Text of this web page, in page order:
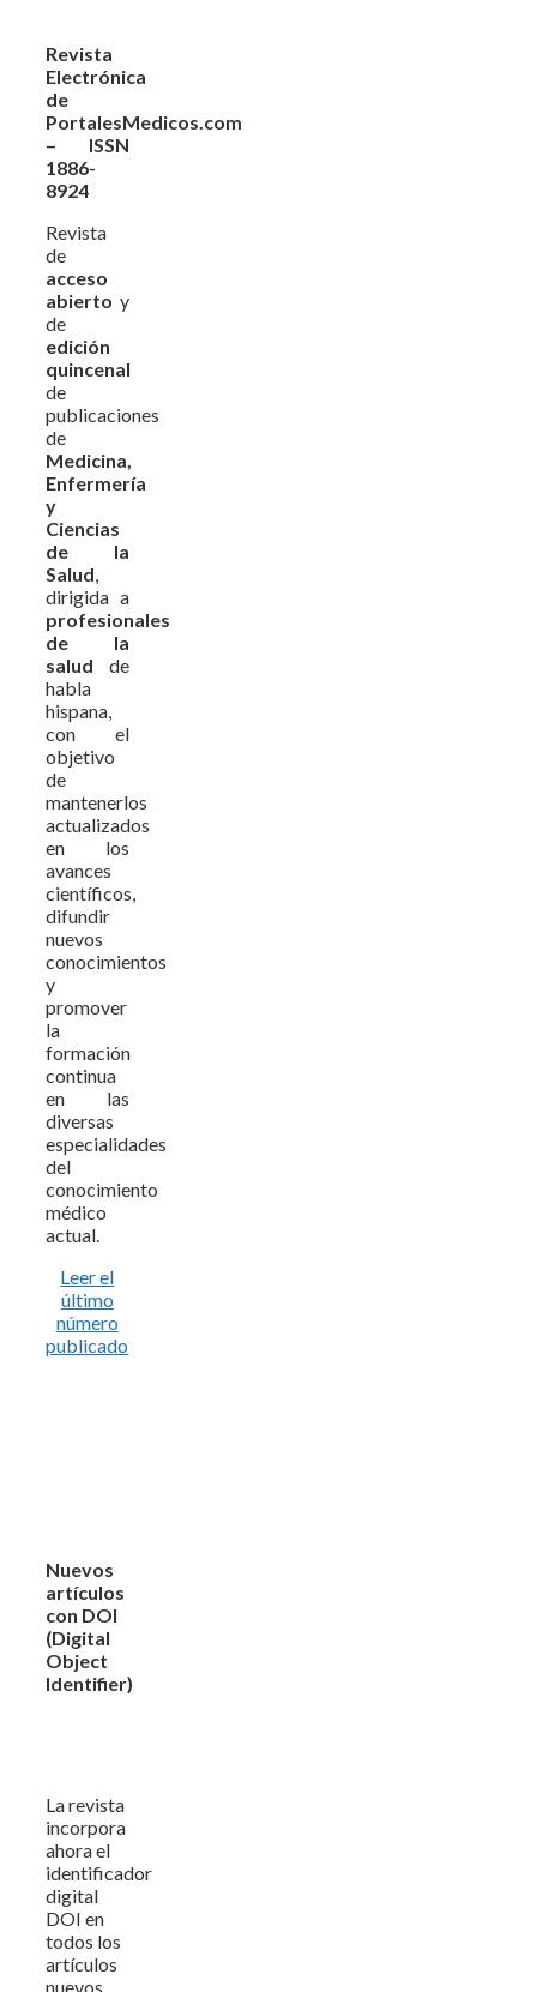
Revista
Electrónica
de
PortalesMedicos.com
– ISSN
1886-
8924
Revista
de
acceso
abierto y
de
edición
quincenal
de
publicaciones
de
Medicina,
Enfermería
y
Ciencias
de la
Salud
dirigida a
profesionales
de la
salud de
habla
hispana,
con el
objetivo
de
mantenerlos
actualizados
en los
avances
científicos,
difundir
nuevos
conocimientos
y
promover
la
formación
continua
en las
diversas
especialidades
del
conocimiento
médico
actual.
Leer el
último
número
publicado
Nuevos
artículos
con DOI
(Digital
Object
Identifier)
La revista
incorpora
ahora el
identificador
digital
DOI en
todos los
artículos
nuevos.